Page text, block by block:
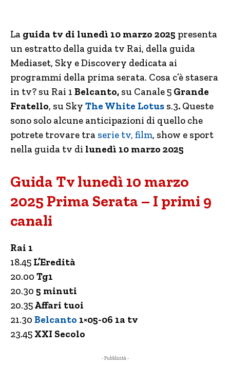
La guida tv di lunedì 10 marzo 2025 presenta
un estratto della guida tv Rai, della guida
Mediaset, Sky e Discovery dedicata ai
programmi della prima serata. Cosa c’è stasera
in tv? su Rai 1 Belcanto, su Canale 5 Grande
Fratello, su Sky The White Lotus s.3. Queste
sono solo alcune anticipazioni di quello che
potrete trovare tra serie tv, film, show e sport
nella guida tv di lunedì 10 marzo 2025
Guida Tv lunedì 10 marzo
2025 Prima Serata – I primi 9
canali
Rai 1
18.45 L’Eredità
20.00 Tg1
20.30 5 minuti
20.35Affari tuoi
21.30 Belcanto 1×05-06 1a tv
23.45 XXI Secolo
- Pubblicità -